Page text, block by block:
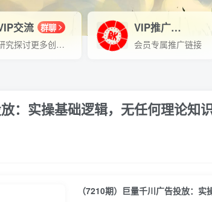
交流 群聊
研究探讨更多创业项目路子。
VIP推广70%分佣
会员专属推广链接
：实操基础逻辑，无任何理论知
（7210期）巨量千川广告投放：